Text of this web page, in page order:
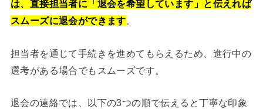
は、直接担当者に「退会を希望しています」と伝えれば
スムーズに退会ができます。
担当者を通じて手続きを進めてもらえるため、進行中の
選考がある場合でもスムーズです。
退会の連絡では、以下の3つの順で伝えると丁寧な印象